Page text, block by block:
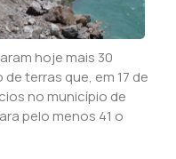
hoje mais 30
terras que, em 17 de
no município de
pelo menos 41 o